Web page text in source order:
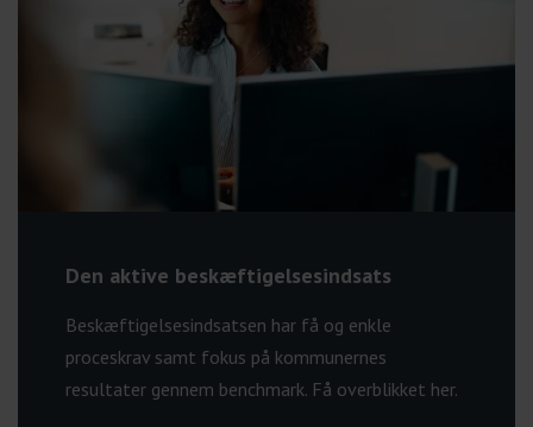
Den aktive beskæftigelsesindsats
Beskæftigelsesindsatsen har få og enkle
proceskrav samt fokus på kommunernes
resultater gennem benchmark. Få overblikket her.